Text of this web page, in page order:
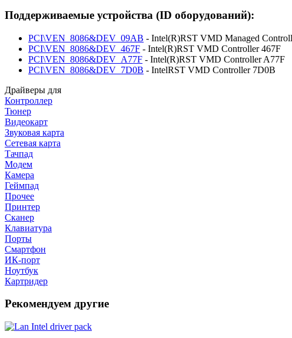
Поддерживаемые устройства (ID оборудований):
PCI\VEN_8086&DEV_09AB - Intel(R)RST VMD Managed
PCI\VEN_8086&DEV_467F - Intel(R)RST VMD Controller 467F
PCI\VEN_8086&DEV_A77F - Intel(R)RST VMD Controller A77F
PCI\VEN_8086&DEV_7D0B - IntelRST VMD Controller 7D0B
Драйверы для
Контроллер
Тюнер
Видеокарт
Звуковая карта
Сетевая карта
Тачпад
Модем
Камера
Геймпад
Прочее
Принтер
Сканер
Клавиатура
Порты
Смартфон
ИК-порт
Ноутбук
Картридер
Рекомендуем другие